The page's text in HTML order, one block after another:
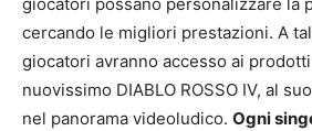
giocatori possano personalizzare la
cercando le migliori prestazioni. A
giocatori avranno accesso ai
nuovissimo DIABLO ROSSO IV, al
nel panorama videoludico. Ogni